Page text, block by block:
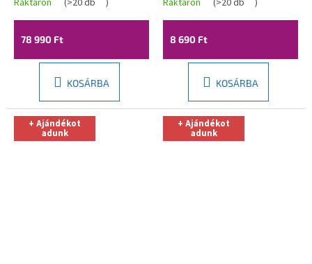
60 x 190 cm, 6 mm
átlátszó üveg, króm
01-00-D
Raktáron (>20 db )
78 990 Ft
KOSÁRBA
+ mágnessín), króm,
850-00-01
Raktáron (>20 db )
8 690 Ft
KOSÁRBA
+ Ajándékot
adunk
+ Ajándékot
adunk